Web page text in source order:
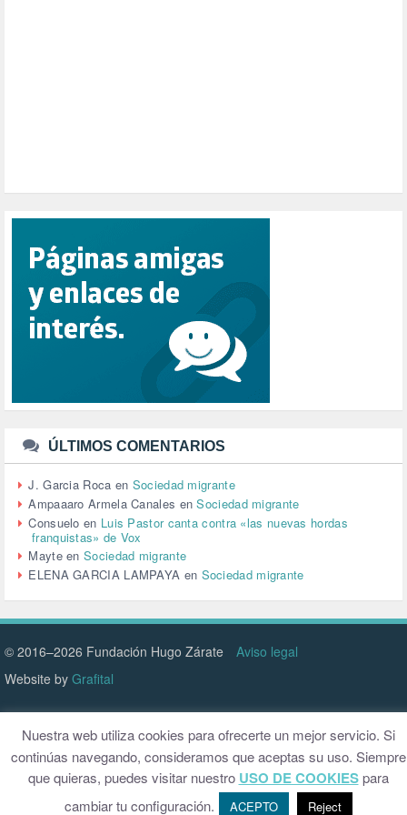
PUERTO DE VALENCIA (1)
RACISMO (1)
RELIGIÓN (114)
REPUBLICA (1)
SALUD (108)
SENSIBILIZACIÓN (576)
SINDICATOS (12)
TTIP (6)
URBANISMO (1)
URBANIZACIÓN (1)
VEJEZ (1)
VENEZUELA (3)
VENEZULA (1)
VIAJES (1)
VIOLENCIA (2)
VIOLENCIA DE GÉNERO (223)
VIVIENDA (9)
VOLODIMIR ZELENSKY (1)
ÚLTIMOS COMENTARIOS
J. Garcia Roca en Sociedad migrante
Ampaaaro Armela Canales enSociedad migrante
Consuelo en Luis Pastor canta contra «las nuevas hordas
franquistas» de Vox
MayteenSociedad migrante
ELENA GARCIA LAMPAYA en Sociedad migrante
© 2016–2026 Fundación Hugo Zárate
Aviso legal
Website by Grafital
Nuestra web utiliza cookies para ofrecerte un mejor servicio. Si
continúas navegando, consideramos que aceptas su uso. Siempre
que quieras, puedes visitar nuestro USO DE COOKIESpara
cambiar tu configuración.
ACEPTO Reject